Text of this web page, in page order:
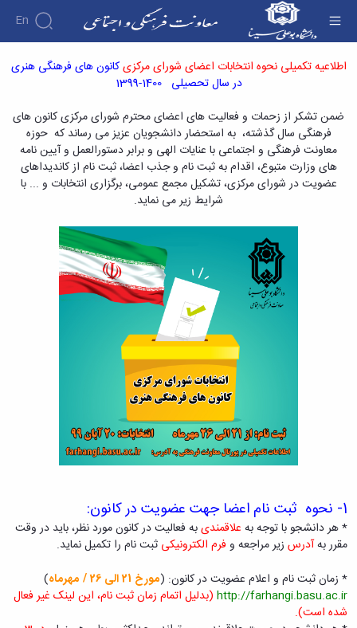
En
درباره
معرفی
معاون
اهداف
و
وظایف
قبلی
پشتیبانی
فرهنگی
نمودار
سامانی
ارتباط با
تماس
با
ما
فرهنگی
اجتماعی
انجمن
های علمی
دانشجویی
کارشناسان
انجمن
افتخارات
کسب
اسلامی
معرفی
کارشناسان
لیست
تشکل
های
فعال
آئین
آئین‌نامه‌ها
آئین
نامه
پیوست
پوشش
هنری
فرصتی
برای
همدلی"
فرم
ثبت
نام
آنلاین
آرشیو
اخبار
معاونت
اجتماعی
اسلامی
کانون
و
اجتماعی
گالری
تصاویر
مراسم
جشن
دانشجویان
جدیدالورود
مرکزی کانون های فرهنگی در سال تحصیلی 1400- اطلاعیه تکمیلی نحوه انتخابات اعضای شورای مرکزیکانون های فرهنگی هنری
در سال تحصیلی 1400-1399
ضمن تشکر از زحمات و فعالیت های اعضای محترم شورای مرکزی کانون های
فرهنگی سال گذشته، به استحضار دانشجویان عزیز می رساند که حوزه
معاونت فرهنگی و اجتماعی با عنایات الهی و برابر دستورالعمل و آیین نامه
های وزارت متبوع، اقدام به ثبت نام و جذب اعضا، ثبت نام از کاندیداهای
عضویت در شورای مرکزی، تشکیل مجمع عمومی، برگزاری انتخابات و ... با
شرایط زیر می نماید.
1- نحوه ثبت نام اعضا جهت عضویت در کانون:
* هر دانشجو با توجه به علاقمندیبه فعالیت در کانون مورد نظر، باید در وقت
مقرر بهآدرس زیر مراجعه و فرم الکترونیکی ثبت نام را تکمیل نماید.
* زمان ثبت نام و اعلام عضویت در کانون: (مورخ 21 الی 26 / مهرماه)
http://farhangi.basu.ac.ir (بدلیل اتمام زمان ثبت نام، این لینک غیر فعال
شده است).